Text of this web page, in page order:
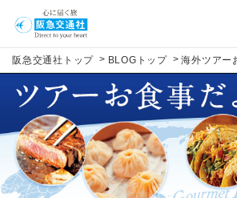
阪急交通社トップ > BLOGトップ > 海外ツアー